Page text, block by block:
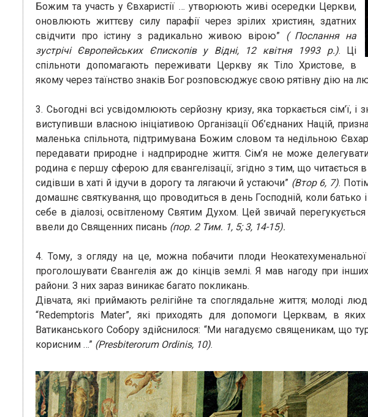
Божим та участь у Євхаристії … утворюють живі осередки Церкви,
оновлюють життєву силу парафії через зрілих християн, здатних
свідчити про істину з радикально живою вірою” ( Послання на
зустрічі Європейських Єпископів у Відні, 12 квітня 1993 р.). Ці
спільноти допомагають переживати Церкву як Тіло Христове, в
якому через таїнство знаків Бог розповсюджує свою рятівну дію на
3. Сьогодні всі усвідомлюють серйозну кризу, яка торкається сім’ї,
виступивши власною ініціативою Організації Об’єднаних Націй,
маленька спільнота, підтримувана Божим словом та недільною
передавати природне і надприродне життя. Сім’я не може
родина є першу сферою для євангелізації, згідно з тим, що
сидівши в хаті й ідучи в дорогу та лягаючи й устаючи” (Втор 6, 7).
домашнє святкування, що проводиться в день Господній, коли
себе в діалозі, освітленому Святим Духом. Цей звичай
ввели до Священних писань (пор. 2 Тим. 1, 5; 3, 14-15).
4. Тому, з огляду на це, можна побачити плоди Неокатехуменальної
проголошувати Євангелія аж до кінців землі. Я мав нагоду при
райони. З них зараз виникає багато покликань.
Дівчата, які приймають релігійне та споглядальне життя; молоді
“Redemptoris Mater”, які приходять для допомоги Церквам, в
Ватиканського Собору здійснилося: “Ми нагадуємо священикам, що
корисним …” (Presbiterorum Ordinis, 10).